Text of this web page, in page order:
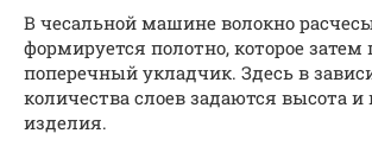
В чесальной машине волокно
формируется полотно, которое затем
поперечный укладчик. Здесь в
количества слоев задаются высота и
изделия.